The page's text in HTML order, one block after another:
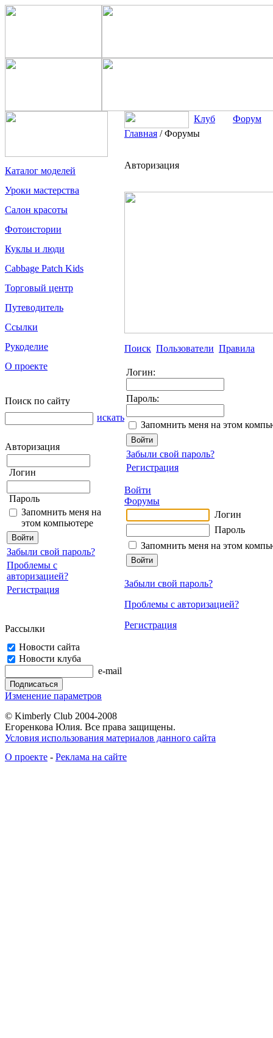
Каталог моделей
Уроки мастерства
Салон красоты
Фотоистории
Куклы и люди
Cabbage Patch Kids
Торговый центр
Путеводитель
Ссылки
Рукоделие
О проекте
Поиск по сайту
искать
Авторизация
Логин
Пароль
Запомнить меня на
этом компьютере
Забыли свой пароль?
Проблемы с
авторизацией?
Регистрация
Рассылки
Новости сайта
Новости клуба
e-mail
Изменение параметров
Клуб
Форум
Главная /Форумы
Авторизация
Поиск Пользователи Правила
Логин:
Пароль:
Запомнить меня на этом
Забыли свой пароль?
Регистрация
Войти
Форумы
Логин
Пароль
Запомнить меня на этом
Забыли свой пароль?
Проблемы с авторизацией?
Регистрация
© Kimberly Club 2004-2008
Егоренкова Юлия. Все права защищены.
Условия использования материалов данного сайта
О проекте - Реклама на сайте